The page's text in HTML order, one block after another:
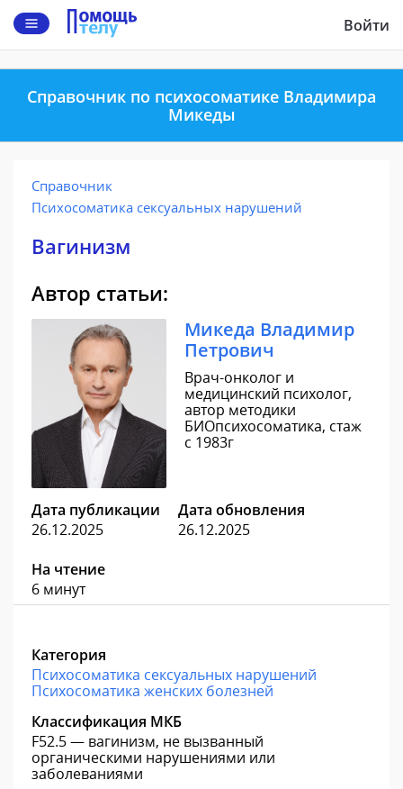
Войти
Справочник по психосоматике Владимира
Микеды
Справочник
Психосоматика сексуальных нарушений
Вагинизм
Автор статьи:
Микеда Владимир
Петрович
Врач-онколог и
медицинский психолог,
автор методики
БИОпсихосоматика, стаж
с 1983г
Дата публикации
26.12.2025
Дата обновления
26.12.2025
На чтение
6 минут
Категория
Психосоматика сексуальных нарушений
Психосоматика женских болезней
Классификация МКБ
F52.5 — вагинизм, не вызванный
органическими нарушениями или
заболеваниями